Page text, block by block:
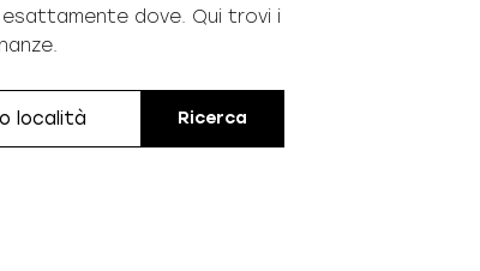
dove. Qui trovi i
Ricerca